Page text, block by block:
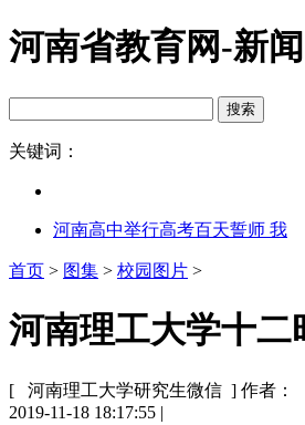
河南省教育网-新
关键词：
河南高中举行高考百天誓师 我
首页 > 图集 > 校园图片 >
河南理工大学十
[ 河南理工大学研究生微信 ] 作者：
2019-11-18 18:17:55 |